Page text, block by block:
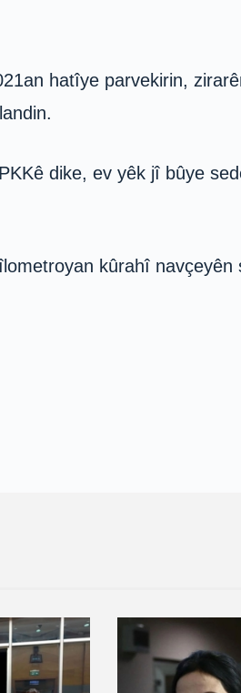
hatîye parvekirin,
dike, ev yêk jî bûye
kûrahî